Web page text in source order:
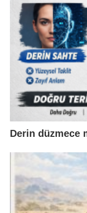
Derin düzmece